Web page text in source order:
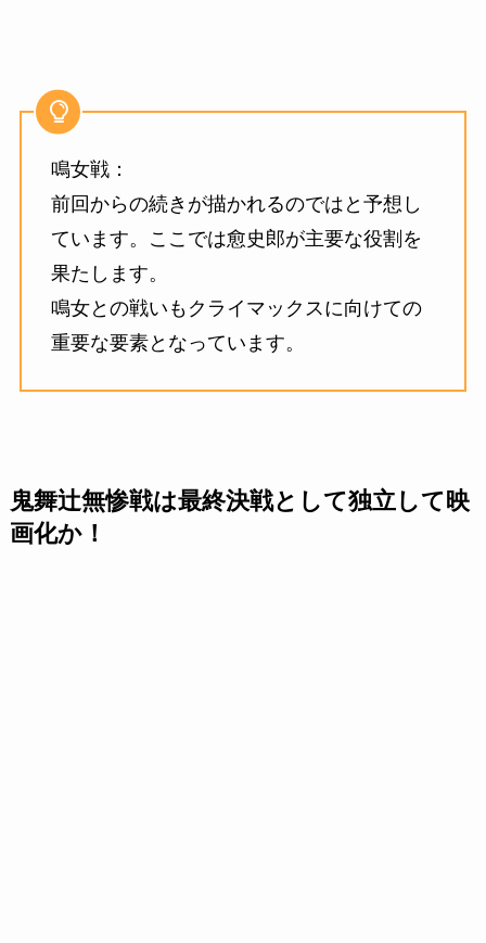
鳴女戦：
前回からの続きが描かれるのではと予想し
ています。ここでは愈史郎が主要な役割を
果たします。
鳴女との戦いもクライマックスに向けての
重要な要素となっています。
鬼舞辻無惨戦は最終決戦として独立して映
画化か！